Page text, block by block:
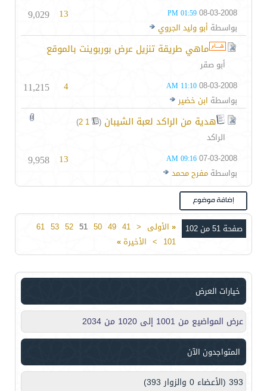
08-03-2008
01:59 PM
بواسطة أبو وليد الجروي
13
9,029
ماهي طريقة تنزيل عرض بوربوينت بالموقع
أبو صقر
08-03-2008
11:10 AM
بواسطة ابن خضير
4
11,215
هدية من الراكد لعبة الشيبان (
1
2
)
الراكد
07-03-2008
09:16 AM
بواسطة مفرح محمد
13
9,958
صفحة 51 من 102 « الأولى <
41
49
50
51
52
53
61
101
> الأخيرة»
خيارات العرض
عرض المواضيع من 1001 إلى 1020 من 2034
المتواجدون الآن
393 (الأعضاء 0 والزوار 393)